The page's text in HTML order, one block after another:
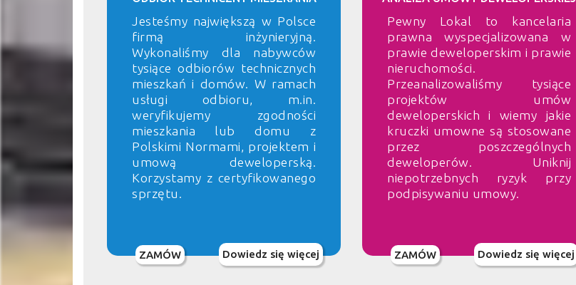
Jesteśmy największą w Polsce
firmą inżynieryjną.
Wykonaliśmy dla nabywców
tysiące odbiorów technicznych
mieszkań i domów. W ramach
usługi odbioru, m.in.
weryfikujemy zgodności
mieszkania lub domu z
Polskimi Normami, projektem i
umową deweloperską.
Korzystamy z certyfikowanego
sprzętu.
ZAMÓW Dowiedz się więcej
Pewny Lokal to kancelaria
prawna wyspecjalizowana w
prawie deweloperskim i prawie
nieruchomości.
Przeanalizowaliśmy tysiące
projektów umów
deweloperskich i wiemy jakie
kruczki umowne są stosowane
przez poszczególnych
deweloperów. Uniknij
niepotrzebnych ryzyk przy
podpisywaniu umowy.
ZAMÓW Dowiedz się więcej